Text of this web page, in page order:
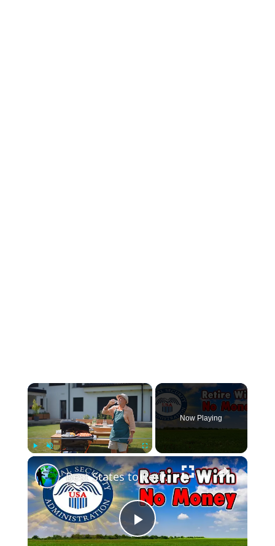
×
Unmute Fullscreen
Now Playing
×
Play
Best States to Retire on a Small Pension or Social Security